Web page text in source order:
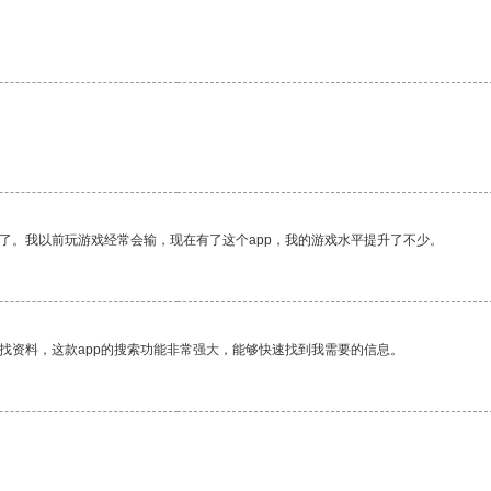
我以前玩游戏经常会输，现在有了这个app，我的游戏水平提升了不少。
料，这款app的搜索功能非常强大，能够快速找到我需要的信息。